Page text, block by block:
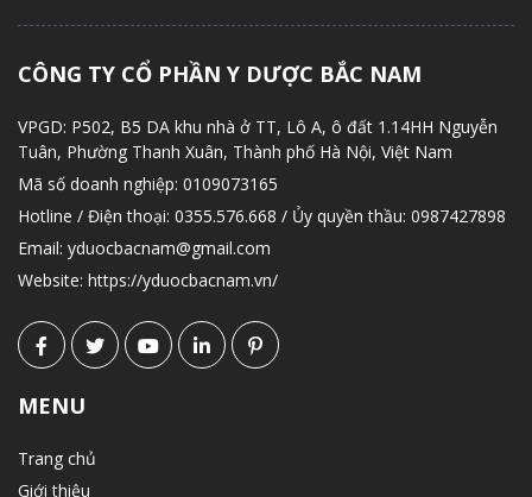
CÔNG TY CỔ PHẦN Y DƯỢC BẮC NAM
VPGD: P502, B5 DA khu nhà ở TT, Lô A, ô đất 1.14HH Nguyễn
Tuân, Phường Thanh Xuân, Thành phố Hà Nội, Việt Nam
Mã số doanh nghiệp: 0109073165
Hotline / Điện thoại: 0355.576.668 / Ủy quyền thầu: 0987427898
Email: yduocbacnam@gmail.com
Website: https://yduocbacnam.vn/
MENU
Trang chủ
Giới thiệu